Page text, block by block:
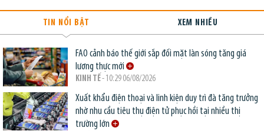
TIN NỔI BẬT XEM NHIỀU
FAO cảnh báo thế giới sắp đối mặt làn sóng tăng giá
lương thực mới
KINH TẾ- 10:29 06/08/2026
Xuất khẩu điện thoại và linh kiện duy trì đà tăng trưởng
nhờ nhu cầu tiêu thụ điện tử phục hồi tại nhiều thị
trường lớn